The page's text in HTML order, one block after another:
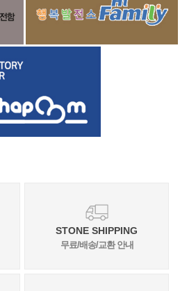
STONE SHIPPING
무료/배송/교환 안내